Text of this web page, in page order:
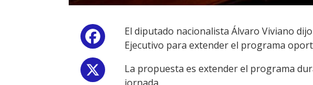
Facebook
El diputado nacionalista Álvaro Viviano
Ejecutivo para extender el programa
La propuesta es extender el programa